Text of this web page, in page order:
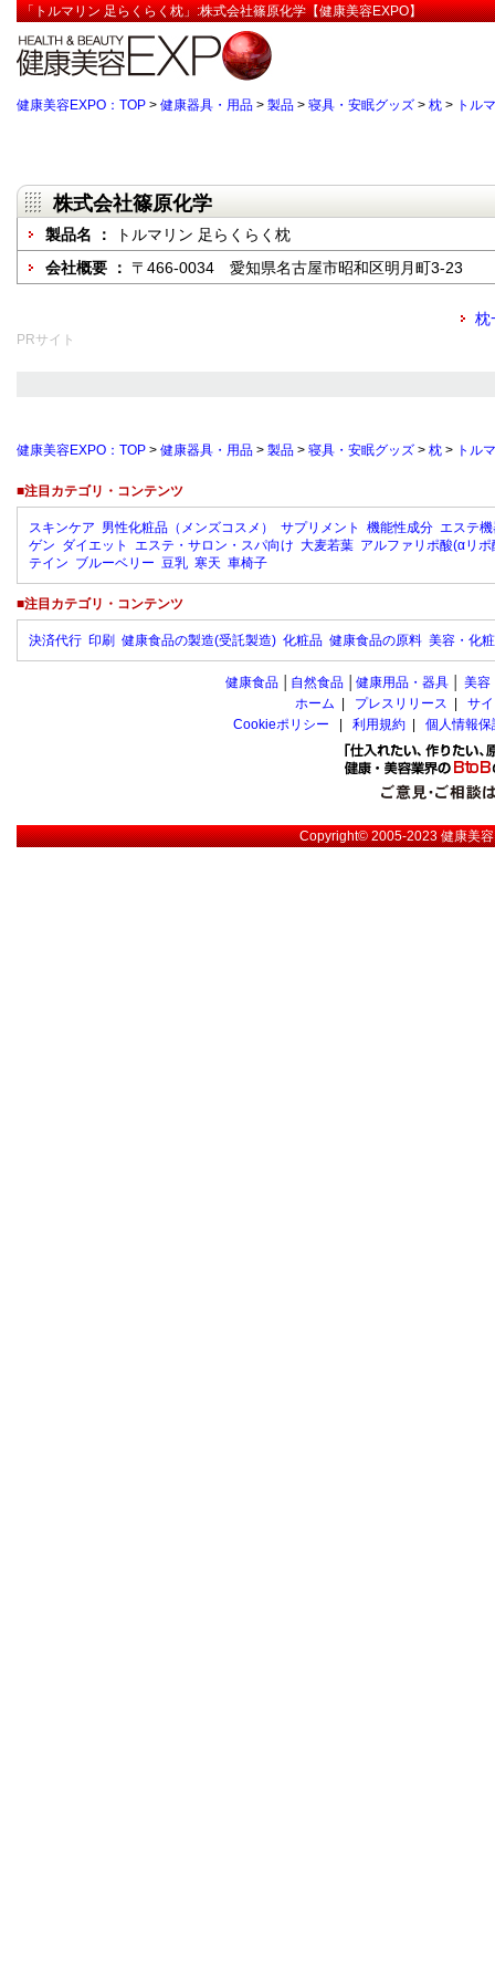
「トルマリン 足らくらく枕」:株式会社篠原化学【健康美容EXPO】
健康美容EXPO：TOP > 健康器具・用品 > 製品 > 寝具・安眠グッズ > 枕 > トル
株式会社篠原化学
製品名 ：
トルマリン 足らくらく枕
会社概要 ： 〒466-0034 愛知県名古屋市昭和区明月町3-23
枕
PRサイト
健康美容EXPO：TOP > 健康器具・用品 > 製品 > 寝具・安眠グッズ > 枕 > トル
■注目カテゴリ・コンテンツ
スキンケア 男性化粧品（メンズコスメ） サプリメント 機能性成分 エステ
ゲン ダイエット エステ・サロン・スパ向け 大麦若葉 アルファリポ酸(αリポ
テイン ブルーベリー 豆乳 寒天 車椅子
■注目カテゴリ・コンテンツ
決済代行 印刷 健康食品の製造(受託製造) 化粧品 健康食品の原料 美容・化
健康食品 自然食品 健康用品・器具 美容
ホーム
プレスリリース
サ
Cookieポリシー
利用規約 個人情報
Copyright© 2005-2023健康美